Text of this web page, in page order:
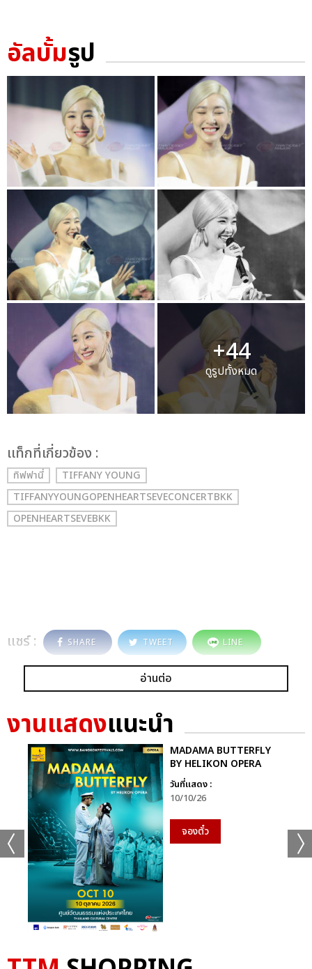
อัลบั้มรูป
+44
ดูรูปทั้งหมด
เเท็กที่เกี่ยวข้อง :
ทิฟฟานี่
TIFFANY YOUNG
TIFFANYYOUNGOPENHEARTSEVECONCERTBKK
OPENHEARTSEVEBKK
แชร์ : SHARE TWEET LINE
อ่านต่อ
งานแสดงแนะนำ
MADAMA BUTTERFLY
BY HELIKON OPERA
วันที่แสดง :
10/10/26
จองตั๋ว